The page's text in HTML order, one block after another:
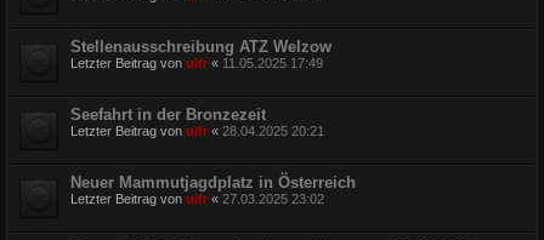
Stellenausschreibung ATZ Welzow
Letzter Beitrag von ulfr « 11.05.2025 17:49
Seefahrt in der Bronzezeit
Letzter Beitrag von ulfr « 28.04.2025 20:21
Neuer Mammutjagdplatz in Österreich
Letzter Beitrag von ulfr « 27.03.2025 23:02